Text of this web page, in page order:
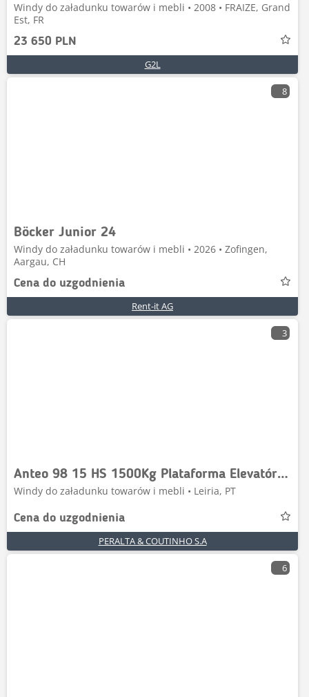
Windy do załadunku towarów i mebli • 2008 • FRAIZE, Grand
Est, FR
23 650 PLN
G2L
8
Böcker Junior 24
Windy do załadunku towarów i mebli • 2026 • Zofingen,
Aargau, CH
Cena do uzgodnienia
Rent-it AG
3
Anteo 98 15 HS 1500Kg Plataforma Elevatória Anteo 98 15
Windy do załadunku towarów i mebli • Leiria, PT
Cena do uzgodnienia
PERALTA & COUTINHO S.A
6